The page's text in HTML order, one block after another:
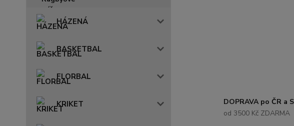
HÁZENÁ
BASKETBAL
FLORBAL
KRIKET
DOPRAVA po ČR a
od 3500 Kč ZDARMA